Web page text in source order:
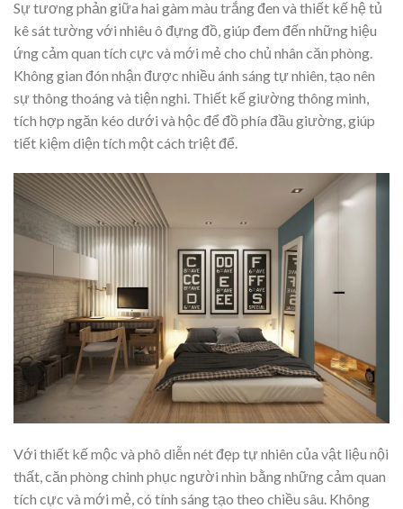
Sự tương phản giữa hai gàm màu trắng đen và thiết kế hệ tủ
kê sát tường với nhiêu ô đựng đồ, giúp đem đến những hiệu
ứng cảm quan tích cực và mới mẻ cho chủ nhân căn phòng.
Không gian đón nhận được nhiều ánh sáng tự nhiên, tạo nên
sự thông thoáng và tiện nghi. Thiết kế giường thông minh,
tích hợp ngăn kéo dưới và hộc để đồ phía đầu giường, giúp
tiết kiệm diện tích một cách triệt để.
Với thiết kế mộc và phô diễn nét đẹp tự nhiên của vật liệu nội
thất, căn phòng chinh phục người nhìn bằng những cảm quan
tích cực và mới mẻ, có tính sáng tạo theo chiều sâu. Không